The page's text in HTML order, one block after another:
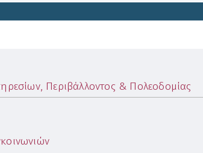
Περιβάλλοντος & Πολεοδομίας